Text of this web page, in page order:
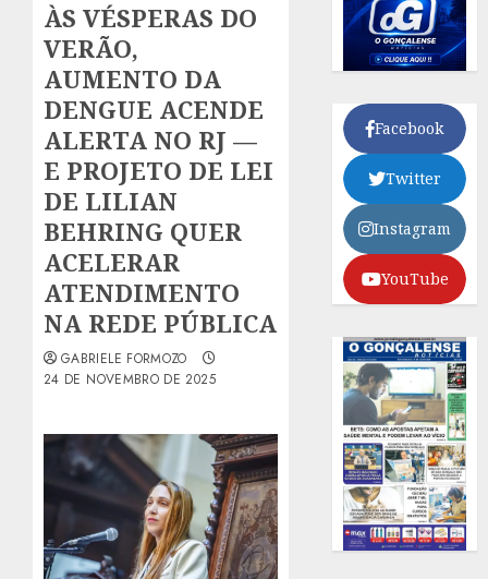
ÀS VÉSPERAS DO
VERÃO,
AUMENTO DA
DENGUE ACENDE
ALERTA NO RJ —
E PROJETO DE LEI
DE LILIAN
BEHRING QUER
ACELERAR
ATENDIMENTO
NA REDE PÚBLICA
GABRIELE FORMOZO
24 DE NOVEMBRO DE 2025
Facebook
Twitter
Instagram
YouTube